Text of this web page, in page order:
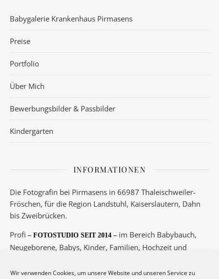
Wir verwenden Cookies, um unsere Website und unseren Service zu
Babygalerie Krankenhaus Pirmasens
Preise
Portfolio
Über Mich
Bewerbungsbilder & Passbilder
Kindergarten
INFORMATIONEN
Die Fotografin bei Pirmasens in 66987 Thaleischweiler-
Fröschen, für die Region Landstuhl, Kaiserslautern, Dahn
bis Zweibrücken.
Profi – FOTOSTUDIO SEIT 2014 – im Bereich Babybauch,
Neugeborene, Babys, Kinder, Familien, Hochzeit und